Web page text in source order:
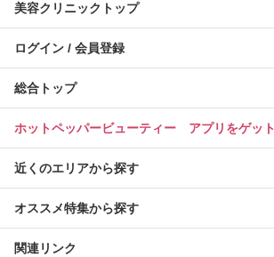
美容クリニックトップ
ログイン / 会員登録
総合トップ
ホットペッパービューティー アプリをゲット
近くのエリアから探す
オススメ特集から探す
関連リンク